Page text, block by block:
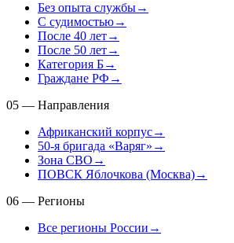
Без опыта службы→
С судимостью→
После 40 лет→
После 50 лет→
Категория Б→
Граждане РФ →
05 — Направления
Африканский корпус→
50-я бригада «Варяг» →
Зона СВО →
ПОВСК Яблочкова (Москва)→
06 — Регионы
Все регионы России →